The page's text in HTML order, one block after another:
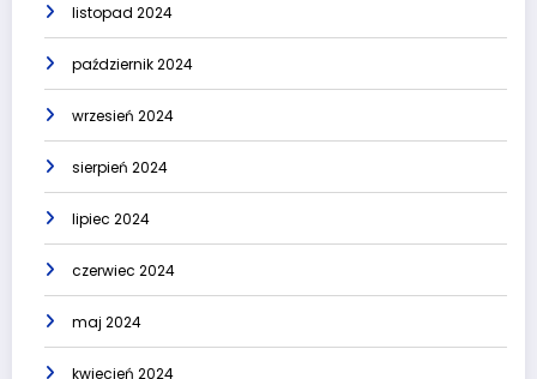
listopad 2024
październik 2024
wrzesień 2024
sierpień 2024
lipiec 2024
czerwiec 2024
maj 2024
kwiecień 2024